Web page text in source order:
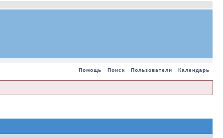
Помощь Поиск Пользователи Календарь